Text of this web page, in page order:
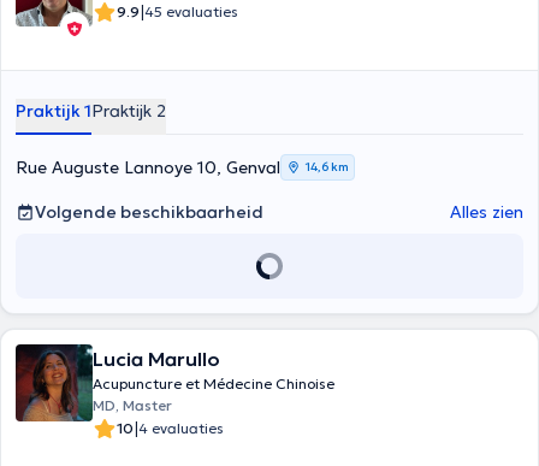
9.9|45 evaluaties
Praktijk 1Praktijk 2
Rue Auguste Lannoye 10, Genval 14,6 km
Volgende beschikbaarheid Alles zien
Lucia Marullo
Acupuncture et Médecine Chinoise
MD, Master
10|4 evaluaties